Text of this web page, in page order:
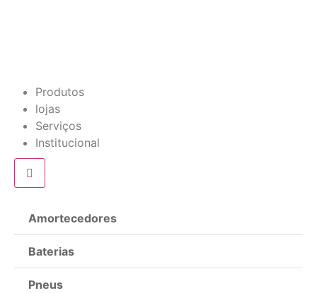
Produtos
lojas
Serviços
Institucional
Amortecedores
Baterias
Pneus